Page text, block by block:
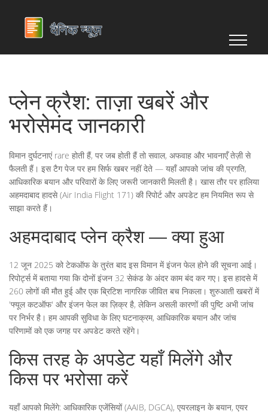
प्लेन क्रैश: ताज़ा खबरें और
भरोसेमंद जानकारी
विमान दुर्घटनाएं rare होती हैं, पर जब होती हैं तो सवाल, अफवाह और भावनाएँ तेज़ी से
फैलती हैं। इस टैग पेज पर हम सिर्फ खबर नहीं देते — यहाँ आपको जांच की प्रगति,
आधिकारिक बयान और परिवारों के लिए जरूरी जानकारी मिलती है। खास तौर पर हालिया
अहमदाबाद हादसे (Air India Flight 171) की रिपोर्ट और अपडेट हम नियमित रूप से
साझा करते हैं।
अहमदाबाद प्लेन क्रैश — क्या हुआ
12 जून 2025 को टेकऑफ के तुरंत बाद इस विमान में इंजन फेल होने की सूचना आई।
रिपोर्ट्स में बताया गया कि दोनों इंजन 32 सेकंड के अंदर काम बंद कर गए। इस हादसे में
260 लोगों की मौत हुई और एक ब्रिटिश नागरिक जीवित बच निकला। शुरुआती खबरों में
'फ्यूल कटऑफ' और इंजन फेल का ज़िक्र है, लेकिन असली कारणों की पुष्टि अभी जांच
पर निर्भर है। हम आपकी सुविधा के लिए घटनाक्रम, आधिकारिक बयान और जांच
परिणामों को एक जगह पर अपडेट करते रहेंगे।
किस तरह के अपडेट यहाँ मिलेंगे और
किस पर भरोसा करें
यहाँ आपको मिलेंगे: आधिकारिक एजेंसियों (AAIB, DGCA), एयरलाइन के बयान, एयर